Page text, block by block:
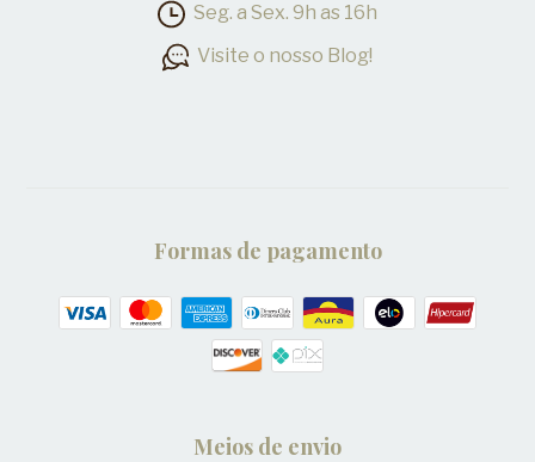
Seg. a Sex. 9h as 16h
Visite o nosso Blog!
Formas de pagamento
Meios de envio